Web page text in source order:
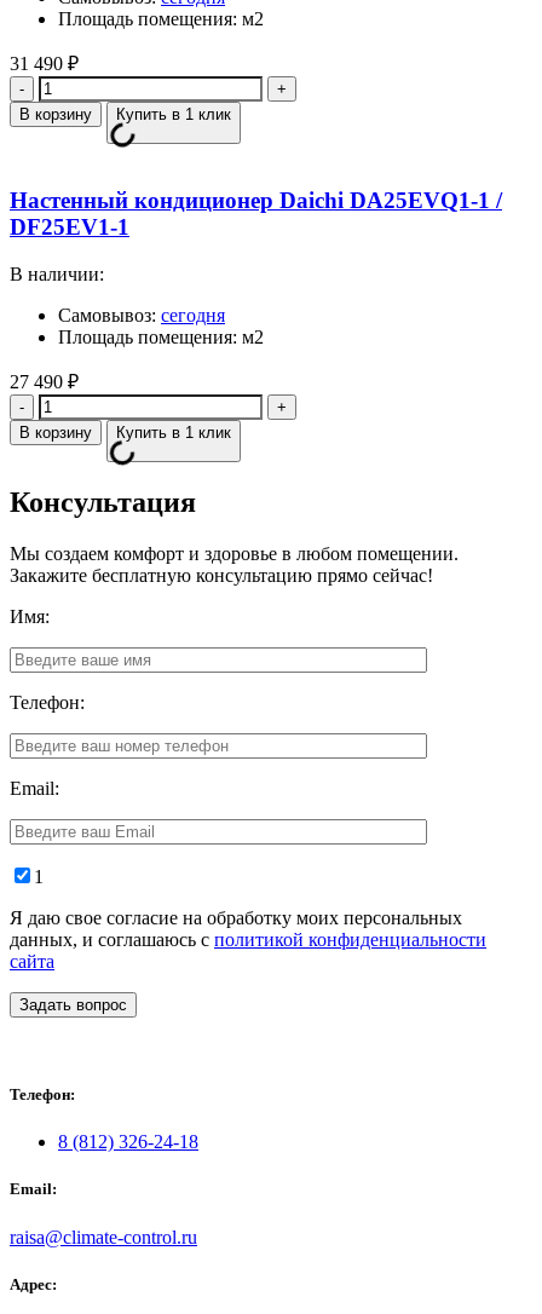
Площадь помещения: м2
31 490 ₽
Количество
В корзину Купить в 1 клик
Настенный кондиционер Daichi DA25EVQ1-1 /
DF25EV1-1
В наличии:
Самовывоз: сегодня
Площадь помещения: м2
27 490 ₽
Количество
В корзину Купить в 1 клик
Консультация
Мы создаем комфорт и здоровье в любом помещении.
Закажите бесплатную консультацию прямо сейчас!
Имя:
Телефон:
Email:
1
Я даю свое согласие на обработку моих персональных
данных, и соглашаюсь с политикой конфиденциальности
сайта
Задать вопрос
Телефон:
8 (812) 326-24-18
Email:
raisa@climate-control.ru
Адрес: